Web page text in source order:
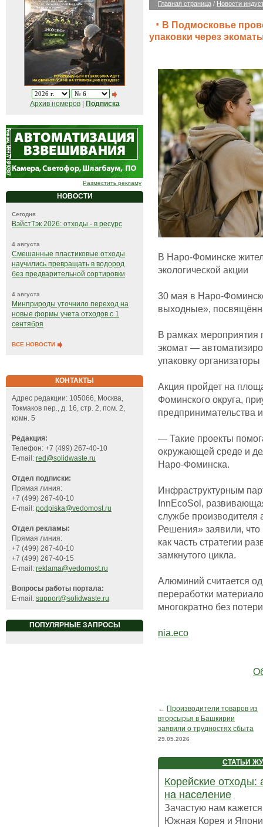
Архив номеров| Подписка
Разместить рекламу
НОВОСТИ
Сегодня
ВэйстТэк 2026: отходы - в ресурс
4 августа
Смешанные пластиковые отходы
научились превращать в водород
без предварительной сортировки
4 августа
Минприроды уточнило переход на
новые формы учета отходов с 1
сентября
ВСЕ НОВОСТИ
КОНТАКТЫ
Адрес редакции: 105066, Москва,
Токмаков пер., д. 16, стр. 2, пом. 2,
комн. 5
Редакция:
Телефон: +7 (499) 267-40-10
E-mail: red@solidwaste.ru
Отдел подписки:
Прямая линия:
+7 (499) 267-40-10
E-mail: podpiska@vedomost.ru
Отдел рекламы:
Прямая линия:
+7 (499) 267-40-10
+7 (499) 267-40-15
E-mail: reklama@vedomost.ru
Вопросы работы портала:
E-mail: support@solidwaste.ru
ПОПУЛЯРНЫЕ ЗАПРОСЫ
Главная страница / Новости
В Подмосковье
упаковки через
В Наро-Фоминске
экологической акции
30 мая в Наро-
выходные»,
В рамках мероприятия
экомат —
упаковку
Акция пройдет на
Фоминского округа,
предпринимательства
— Такие проекты
окружающей среде и
Наро-Фоминска.
Инфраструктурным
InnEcoSol,
службе
Решения» заявили,
как часть стратегии
замкнутого цикла.
Алюминий считается
переработки
многократно без
nia.eco
← Производители товаров из
вторсырья в Башкирии
заявили о трудностях сбыта
29.05.2026
СТАТЬИ
Корейские отходы:
на население
Зачастую нам
Южная Корея и